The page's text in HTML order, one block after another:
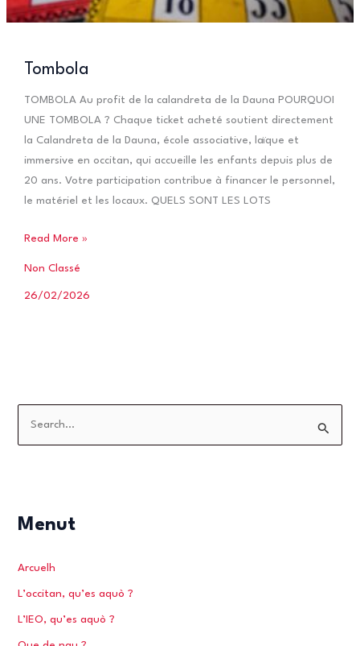
Tombola
TOMBOLA Au profit de la calandreta de la Dauna POURQUOI
UNE TOMBOLA ? Chaque ticket acheté soutient directement
la Calandreta de la Dauna, école associative, laïque et
immersive en occitan, qui accueille les enfants depuis plus de
20 ans. Votre participation contribue à financer le personnel,
le matériel et les locaux. QUELS SONT LES LOTS
Tombola
Read More »
Non Classé
26/02/2026
h
:
Menut
Arcuelh
L’occitan, qu’es aquò ?
L’IEO, qu’es aquò ?